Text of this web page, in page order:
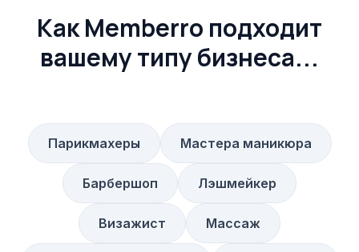
Как Memberro подходит
вашему типу бизнеса...
Парикмахеры Мастера маникюра
Барбершоп Лэшмейкер
Визажист Массаж